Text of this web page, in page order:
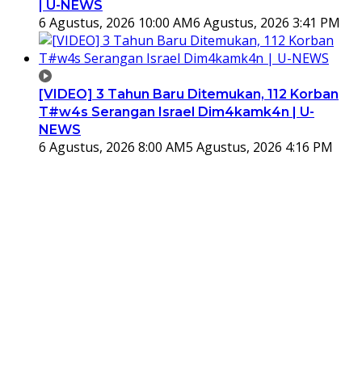
| U-NEWS
6 Agustus, 2026 10:00 AM6 Agustus, 2026 3:41 PM
[VIDEO] 3 Tahun Baru Ditemukan, 112 Korban
T#w4s Serangan Israel Dim4kamk4n | U-
NEWS
6 Agustus, 2026 8:00 AM5 Agustus, 2026 4:16 PM